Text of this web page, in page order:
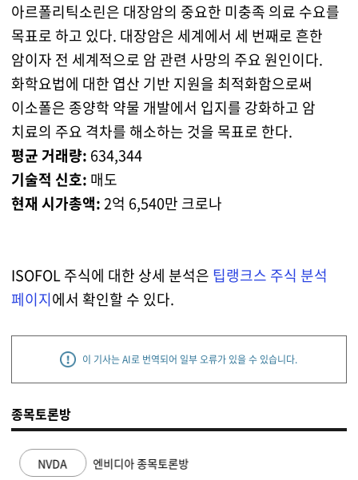
아르폴리틱소린은 대장암의 중요한 미충족 의료 수요를
목표로 하고 있다. 대장암은 세계에서 세 번째로 흔한
암이자 전 세계적으로 암 관련 사망의 주요 원인이다.
화학요법에 대한 엽산 기반 지원을 최적화함으로써
이소폴은 종양학 약물 개발에서 입지를 강화하고 암
치료의 주요 격차를 해소하는 것을 목표로 한다.
평균 거래량: 634,344
기술적 신호: 매도
현재 시가총액:2억 6,540만 크로나
ISOFOL 주식에 대한 상세 분석은 팁랭크스 주식 분석
페이지에서 확인할 수 있다.
이 기사는 AI로 번역되어 일부 오류가 있을 수 있습니다.
종목토론방
NVDA 엔비디아 종목토론방